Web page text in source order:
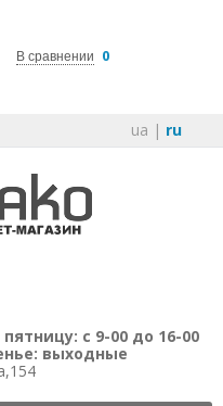
В сравнении 0
ua | ru
с 9-00 до 16-00
выходные